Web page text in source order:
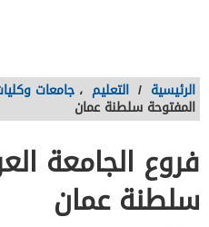
الرئيسية / التعليم ، جامعات
المفتوحة سلطنة عمان
فروع الجامعة
سلطنة عمان